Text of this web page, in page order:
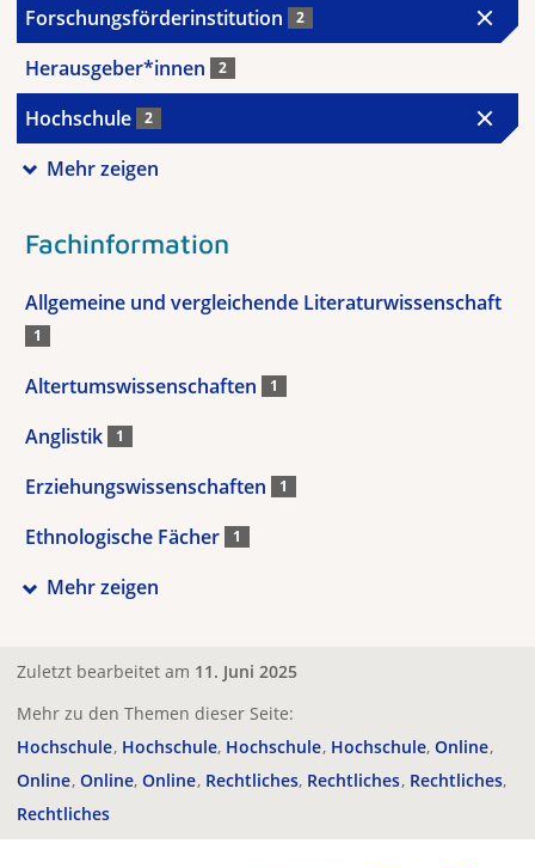
Forschungsförderinstitution 2
Herausgeber*innen 2
Hochschule 2
Mehr zeigen
Fachinformation
Allgemeine und vergleichende Literaturwissenschaft
1
Altertumswissenschaften 1
Anglistik 1
Erziehungswissenschaften 1
Ethnologische Fächer 1
Mehr zeigen
Zuletzt bearbeitet am 11. Juni 2025
Mehr zu den Themen dieser Seite:
Hochschule Hochschule Hochschule Hochschule Online
Online Online Online Rechtliches Rechtliches Rechtliches
Rechtliches